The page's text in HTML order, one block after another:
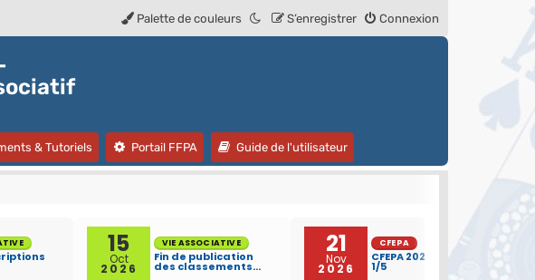
Connexion
S’enregistrer
Palette de couleurs
& Tutoriels(Ouvre un nouvel onglet)
Portail FFPA(Ouvre un nouvel onglet)
Guide de l'utilisateur(Ouvre un nouvel onglet)